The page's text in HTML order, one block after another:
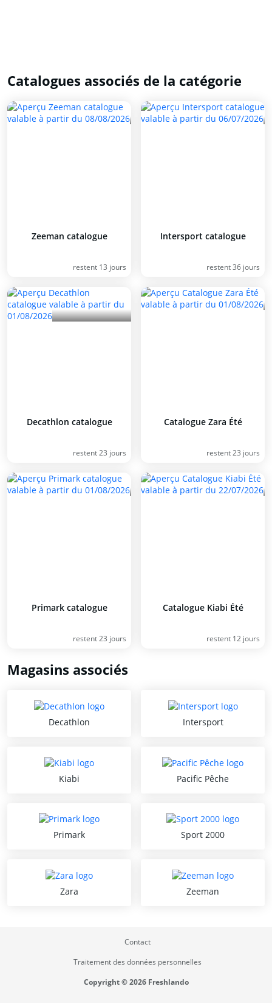
Catalogues associés de la catégorie
Zeeman catalogue
restent 13 jours
Intersport catalogue
restent 36 jours
Decathlon catalogue
restent 23 jours
Catalogue Zara Été
restent 23 jours
Primark catalogue
restent 23 jours
Catalogue Kiabi Été
restent 12 jours
Magasins associés
Decathlon Intersport
Kiabi Pacific Pêche
Primark Sport 2000
Zara Zeeman
Contact
Traitement des données personnelles
Copyright © 2026 Freshlando